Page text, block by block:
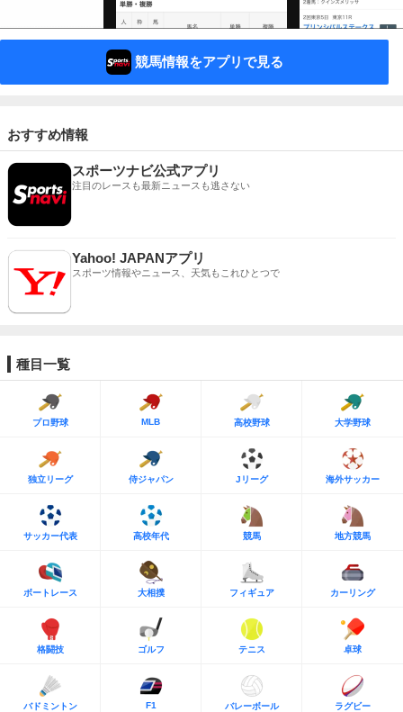
競馬情報をアプリで見る
おすすめ情報
スポーツナビ公式アプリ
注目のレースも最新ニュースも逃さない
Yahoo! JAPANアプリ
スポーツ情報やニュース、天気もこれひとつで
種目一覧
プロ野球 MLB 高校野球 大学野球
独立リーグ 侍ジャパン Jリーグ 海外サッカー
サッカー代表 高校年代 競馬 地方競馬
ボートレース 大相撲 フィギュア カーリング
格闘技 ゴルフ テニス 卓球
バドミントン F1 バレーボール ラグビー